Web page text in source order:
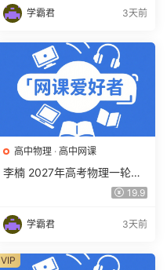
下载 学霸君 3天前
高中物理 · 高中网课
李楠 2027年高考物理一轮复
习网课教程 高三物理 上学期
载
19.9
学霸君 3天前
VIP